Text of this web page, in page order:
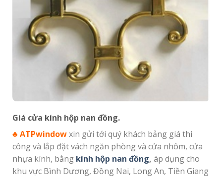
Giá cửa kính hộp nan đồng.
♣ ATPwindowxin gửi tới quý khách bảng giá thi
công và lắp đặt vách ngăn phòng và cửa nhôm, cửa
nhựa kính, bằng kính hộp nan đồng, áp dụng cho
khu vực Bình Dương, Đồng Nai, Long An, Tiền Giang